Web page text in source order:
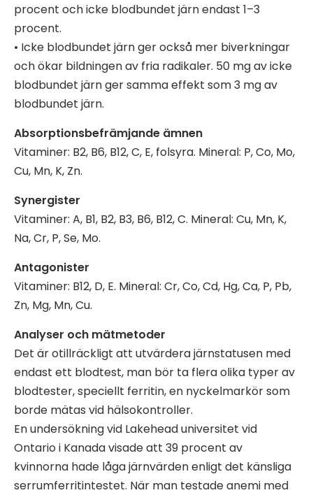
procent och icke blodbundet järn endast 1–3
procent.
• Icke blodbundet järn ger också mer biverkningar
och ökar bildningen av fria radikaler. 50 mg av icke
blodbundet järn ger samma effekt som 3 mg av
blodbundet järn.
Absorptionsbefrämjande ämnen
Vitaminer: B2, B6, B12, C, E, folsyra. Mineral: P, Co, Mo,
Cu, Mn, K, Zn.
Synergister
Vitaminer: A, B1, B2, B3, B6, B12, C. Mineral: Cu, Mn, K,
Na, Cr, P, Se, Mo.
Antagonister
Vitaminer: B12, D, E. Mineral: Cr, Co, Cd, Hg, Ca, P, Pb,
Zn, Mg, Mn, Cu.
Analyser och mätmetoder
Det är otillräckligt att utvärdera järnstatusen med
endast ett blodtest, man bör ta flera olika typer av
blodtester, speciellt ferritin, en nyckelmarkör som
borde mätas vid hälsokontroller.
En undersökning vid Lakehead universitet vid
Ontario i Kanada visade att 39 procent av
kvinnorna hade låga järnvärden enligt det känsliga
serrumferritintestet. När man testade anemi med